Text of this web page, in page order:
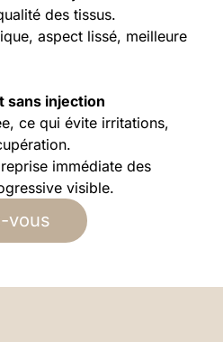
des tissus.
aspect lissé, meilleure
sans injection
ce qui évite irritations,
immédiate des
visible.
vous